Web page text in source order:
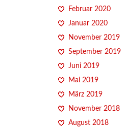
Februar 2020
Januar 2020
November 2019
September 2019
Juni 2019
Mai 2019
März 2019
November 2018
August 2018